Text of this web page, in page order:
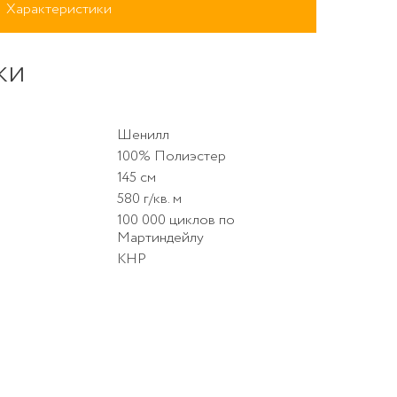
Характеристики
Шенилл
100% Полиэстер
145 см
580 г/кв. м
100 000 циклов по
Мартиндейлу
КНР